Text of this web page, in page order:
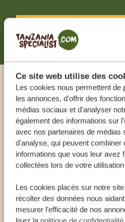
Ce site web utilise des
Les cookies nous permettent de
les annonces, d'offrir des
médias sociaux et d'analyser
également des informations sur
avec nos partenaires de médias
d'analyse, qui peuvent combiner
informations que vous leur avez
collectées lors de votre
Les cookies placés sur notre
récolter des données nous
mesurer l’efficacité de nos
RECEVOIR UNE
Appeler
NOS SPÉCIALISTES
AUTRES